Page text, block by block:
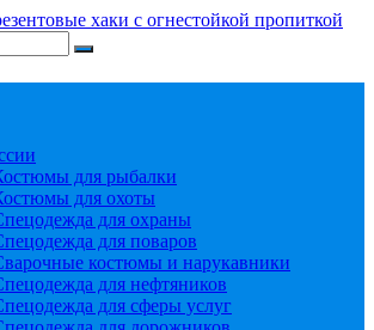
для рыбалки
для охоты
для охраны
для поваров
костюмы и нарукавники
для нефтяников
для сферы услуг